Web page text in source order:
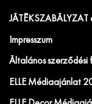
JÁTÉKSZABÁLYZAT
Impresszum
Általános szerződési
ELLE Médiaajánlat